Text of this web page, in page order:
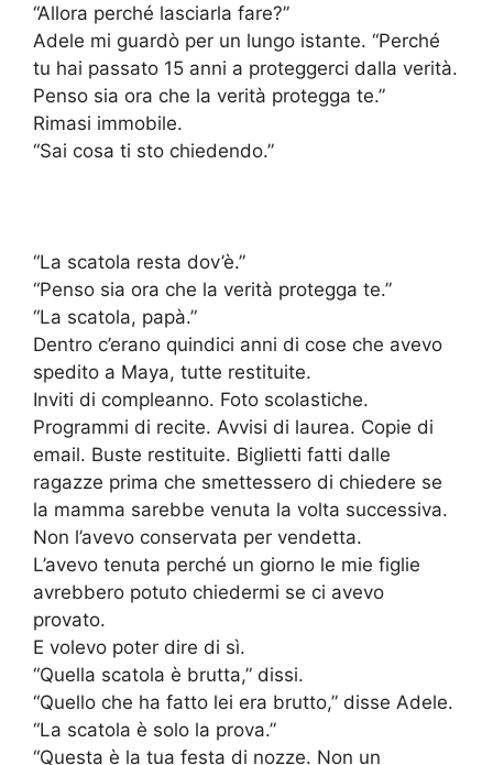
“Allora perché lasciarla fare?”
Adele mi guardò per un lungo istante. “Perché
tu hai passato 15 anni a proteggerci dalla verità.
Penso sia ora che la verità protegga te.”
Rimasi immobile.
“Sai cosa ti sto chiedendo.”
“La scatola resta dov’è.”
“Penso sia ora che la verità protegga te.”
“La scatola, papà.”
Dentro c’erano quindici anni di cose che avevo
spedito a Maya, tutte restituite.
Inviti di compleanno. Foto scolastiche.
Programmi di recite. Avvisi di laurea. Copie di
email. Buste restituite. Biglietti fatti dalle
ragazze prima che smettessero di chiedere se
la mamma sarebbe venuta la volta successiva.
Non l’avevo conservata per vendetta.
L’avevo tenuta perché un giorno le mie figlie
avrebbero potuto chiedermi se ci avevo
provato.
E volevo poter dire di sì.
“Quella scatola è brutta,” dissi.
“Quello che ha fatto lei era brutto,” disse Adele.
“La scatola è solo la prova.”
“Questa è la tua festa di nozze. Non un